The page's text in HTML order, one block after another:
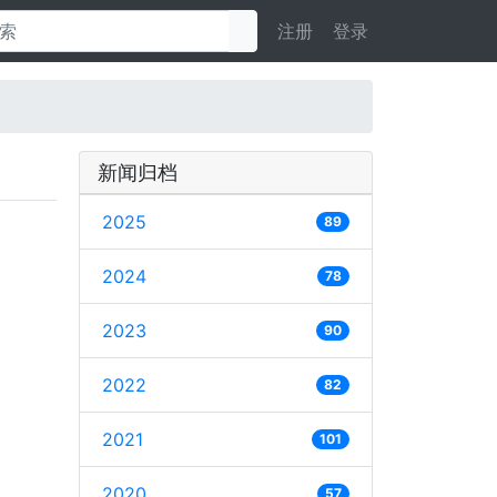
注册 登录
新闻归档
2025 89
2024 78
2023 90
2022 82
2021 101
57